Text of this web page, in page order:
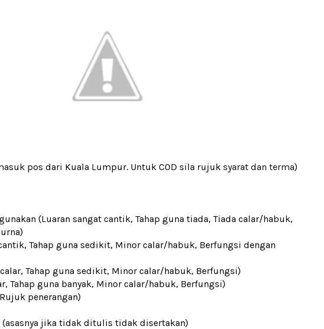
pos dari Kuala Lumpur. Untuk COD sila rujuk syarat dan terma)
(Luaran sangat cantik, Tahap guna tiada, Tiada calar/habuk,
Tahap guna sedikit, Minor calar/habuk, Berfungsi dengan
Tahap guna sedikit, Minor calar/habuk, Berfungsi)
Tahap guna banyak, Minor calar/habuk, Berfungsi)
penerangan)
(asasnya jika tidak ditulis tidak disertakan)